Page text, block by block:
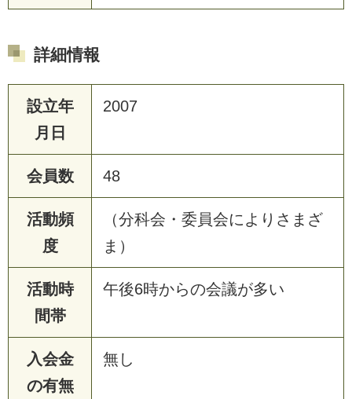
詳細情報
設立年
月日
2007
会員数 48
活動頻
度
（分科会・委員会によりさまざ
ま）
活動時
間帯
午後6時からの会議が多い
入会金
の有無
無し